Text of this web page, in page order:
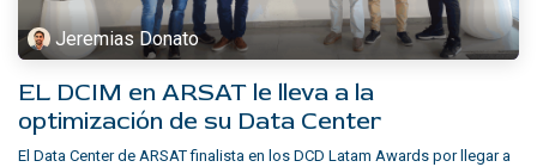
Jeremias Donato
EL DCIM en ARSAT le lleva a la
optimización de su Data Center
El Data Center de ARSAT finalista en los DCD Latam Awards por llegar a